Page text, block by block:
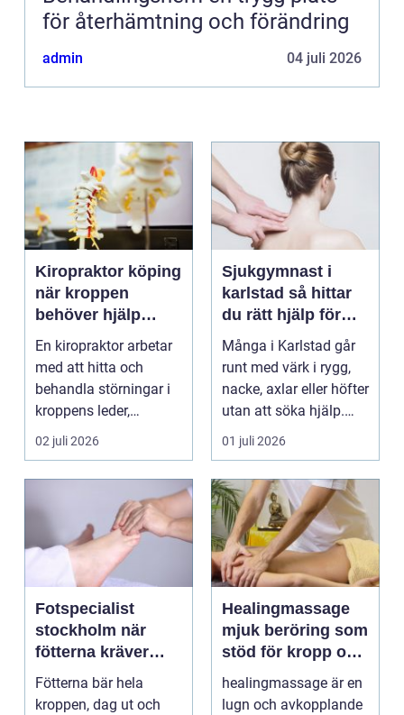
för återhämtning och förändring
admin 04 juli 2026
Kiropraktor köping
när kroppen
behöver hjälp
tillbaka
En kiropraktor arbetar
med att hitta och
behandla störningar i
kroppens leder,
muskler och
nervsyste...
02 juli 2026
Sjukgymnast i
karlstad så hittar
du rätt hjälp för
kroppen
Många i Karlstad går
runt med värk i rygg,
nacke, axlar eller höfter
utan att söka hjälp.
Andra har ...
01 juli 2026
Fotspecialist
stockholm när
fötterna kräver
mer än vanliga
sulor
Fötterna bär hela
kroppen, dag ut och
Healingmassage
mjuk beröring som
stöd för kropp och
själ
healingmassage är en
lugn och avkopplande